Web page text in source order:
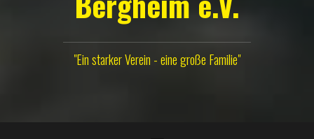
"Ein starker Verein - eine große Familie"